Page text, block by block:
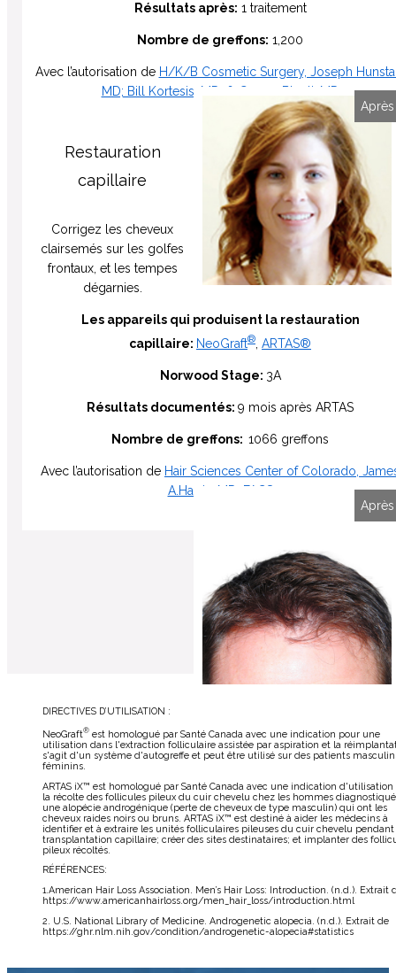
Résultats après: 1 traitement
Nombre de greffons: 1,200
Avec l’autorisation de H/K/B Cosmetic Surgery, Joseph
MD; Bill Kortesis, MD; & Gaurav Bharti, MD
Après
Restauration
capillaire
Corrigez les cheveux
clairsemés sur les golfes
frontaux, et les tempes
dégarnies.
Les appareils qui produisent la restauration
capillaire: NeoGraft® ARTAS®
Norwood Stage: 3A
Résultats documentés: 9 mois après ARTAS
Nombre de greffons: 1066 greffons
Avec l’autorisation de Hair Sciences Center of Colorado,
A.Harris, MD, FACS
Après
DIRECTIVES D’UTILISATION :
NeoGraft® est homologué par Santé Canada avec une indication pour une
utilisation dans l'extraction folliculaire assistée par aspiration et la
s'agit d'un système d'autogreffe et peut être utilisé sur des patients
féminins.
ARTAS iX™ est homologué par Santé Canada avec une indication d'utilisation
la récolte des follicules pileux du cuir chevelu chez les hommes
une alopécie androgénique (perte de cheveux de type masculin) qui ont les
cheveux raides noirs ou bruns. ARTAS iX™ est destiné à aider les médecins à
identifier et à extraire les unités folliculaires pileuses du cuir chevelu pendant
transplantation capillaire; créer des sites destinataires; et implanter des
pileux récoltés.
RÉFÉRENCES:
1.American Hair Loss Association. Men’s Hair Loss: Introduction. (n.d.). Extrait
https://www.americanhairloss.org/men_hair_loss/introduction.html
2. U.S. National Library of Medicine. Androgenetic alopecia. (n.d.). Extrait de
https://ghr.nlm.nih.gov/condition/androgenetic-alopecia#statistics